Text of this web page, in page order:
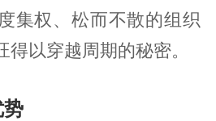
集权、松而不散的组织
以穿越周期的秘密。